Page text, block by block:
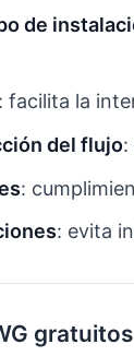
de
: facilita la
del flujo:
:
: evita
gratuitos